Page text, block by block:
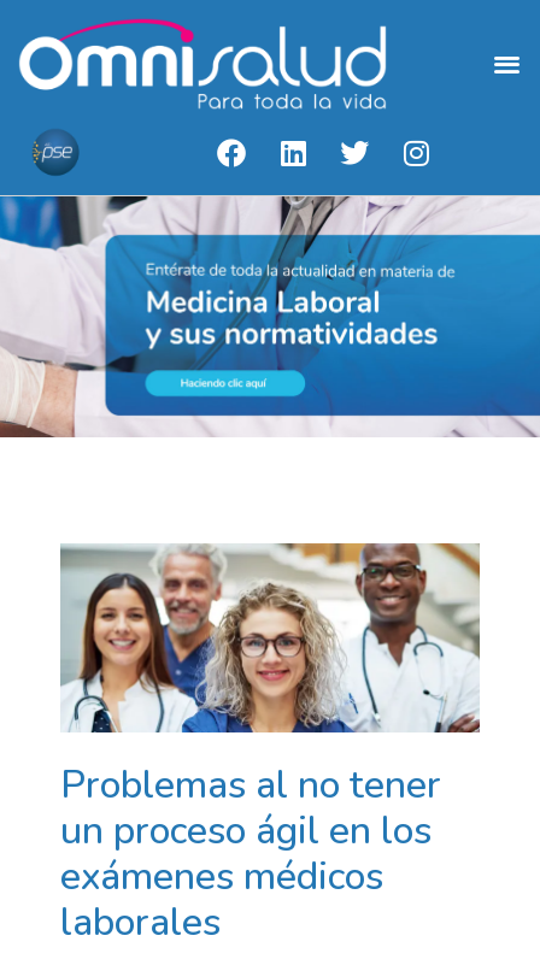
Problemas al no tener
un proceso ágil en los
exámenes médicos
laborales